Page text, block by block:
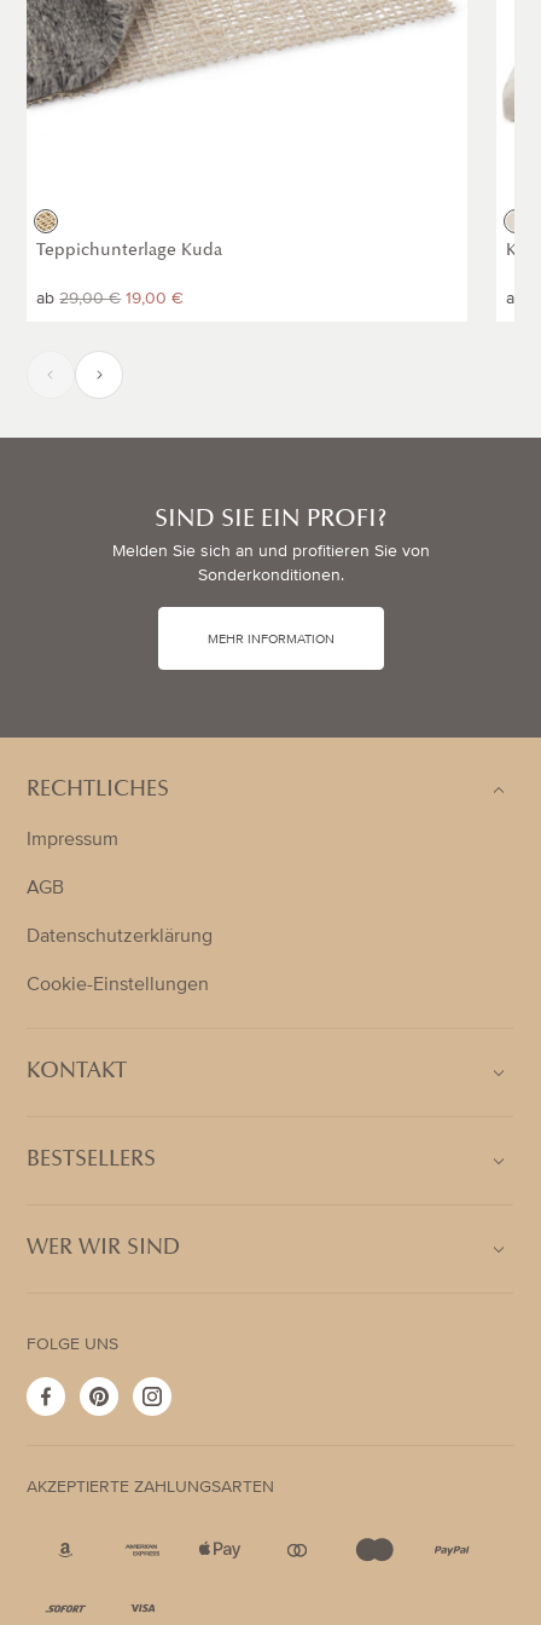
Teppichunterlage Kuda
Natur
Normaler
ab 29,00 €
Normaler
19,00 € ab
SIND SIE EIN PROFI?
Melden Sie sich an und profitieren Sie von
Sonderkonditionen.
MEHR INFORMATION
RECHTLICHES
Impressum
AGB
Datenschutzerklärung
Cookie-Einstellungen
KONTAKT
BESTSELLERS
WER WIR SIND
FOLGE UNS
AKZEPTIERTE ZAHLUNGSARTEN
Akzeptierte